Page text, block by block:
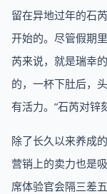
留在异地过年的石
开始的。尽管假期
芮来说，就是瑞幸
的，一杯下肚后，
有活力。”石芮对锌
除了长久以来养成
营销上的卖力也是
席体验官会隔三差